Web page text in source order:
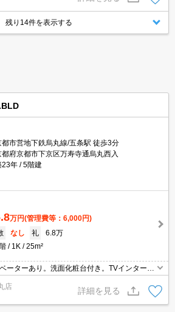
残り14件を表示する
都市営地下鉄烏丸線/五条駅 徒歩3分
都府京都市下京区万寿寺通烏丸西入
23年
5階建
万円(管理費等：6,000円)
なし 礼
6.8万
1K 25m²
ーターあり。洗面化粧台付き。TVインターホ
火災保険。宅配ボックスあり。インターネッ
店
詳細を見る